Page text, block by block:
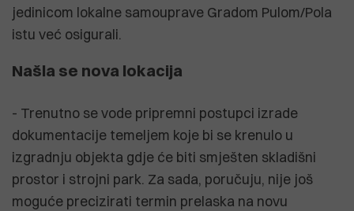
jedinicom lokalne samouprave Gradom Pulom/Pola
istu već osigurali.
Našla se nova lokacija
- Trenutno se vode pripremni postupci izrade
dokumentacije temeljem koje bi se krenulo u
izgradnju objekta gdje će biti smješten skladišni
prostor i strojni park. Za sada, poručuju, nije još
moguće precizirati termin prelaska na novu